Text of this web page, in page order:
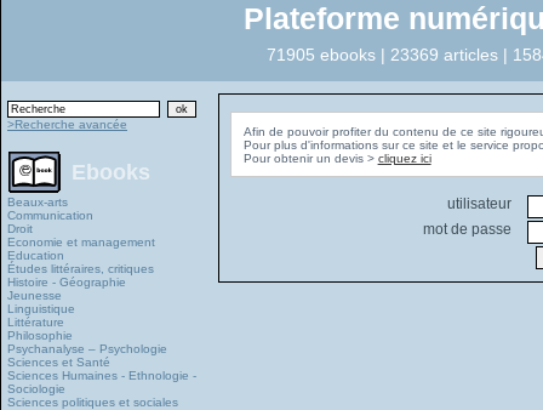
Plateforme
71905 ebooks | 23369 articles |
>Recherche avancée
Ebooks
Beaux-arts
Communication
Droit
Economie et management
Education
Études littéraires, critiques
Histoire - Géographie
Jeunesse
Linguistique
Littérature
Philosophie
Psychanalyse – Psychologie
Sciences et Santé
Sciences Humaines - Ethnologie -
Sociologie
Sciences politiques et sociales
Afin de pouvoir profiter du contenu de ce site
Pour plus d'informations sur ce site et le service
Pour obtenir un devis > cliquez ici
utilisateur
mot de passe